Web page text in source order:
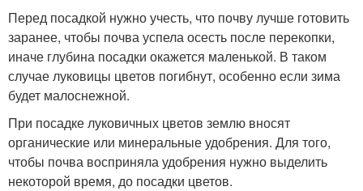
Перед посадкой нужно учесть, что почву лучше готовить
заранее, чтобы почва успела осесть после перекопки,
иначе глубина посадки окажется маленькой. В таком
случае луковицы цветов погибнут, особенно если зима
будет малоснежной.
При посадке луковичных цветов землю вносят
органические или минеральные удобрения. Для того,
чтобы почва восприняла удобрения нужно выделить
некоторой время, до посадки цветов.